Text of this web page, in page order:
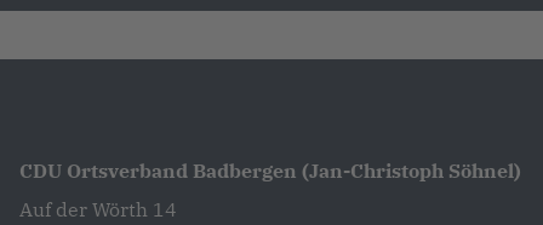
CDU Ortsverband Badbergen (Jan-Christoph Söhnel)
Auf der Wörth 14